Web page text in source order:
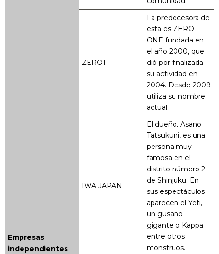
ZERO1
La predecesora de
esta es ZERO-
ONE fundada en
el año 2000, que
dió por finalizada
su actividad en
2004. Desde 2009
utiliza su nombre
actual.
Empresas
independientes
IWA JAPAN
El dueño, Asano
Tatsukuni, es una
persona muy
famosa en el
distrito número 2
de Shinjuku. En
sus espectáculos
aparecen el Yeti,
un gusano
gigante o Kappa
entre otros
monstruos.